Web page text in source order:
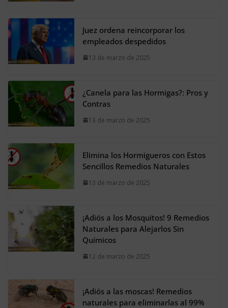
Juez ordena reincorporar los
empleados despedidos
13 de marzo de 2025
¿Canela para las Hormigas?: Pros y
Contras
13 de marzo de 2025
Elimina los Hormigueros con Estos
Sencillos Remedios Naturales
13 de marzo de 2025
¡Adiós a los Mosquitos! 9 Remedios
Naturales para Alejarlos Sin
Químicos
12 de marzo de 2025
¡Adiós a las moscas! Remedios
naturales para eliminarlas al 99%